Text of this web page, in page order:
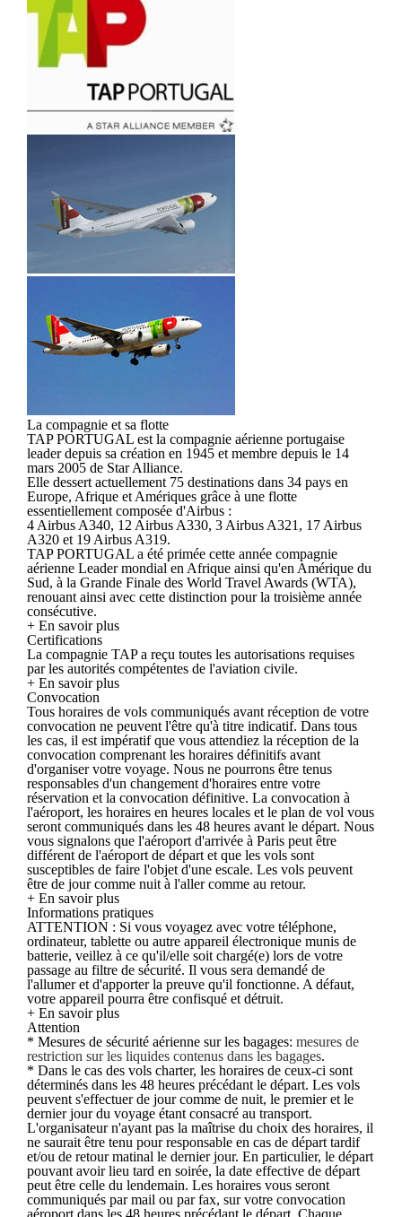
La compagnie et sa flotte
TAP PORTUGAL est la compagnie aérienne portugaise
leader depuis sa création en 1945 et membre depuis le 14
mars 2005 de Star Alliance.
Elle dessert actuellement 75 destinations dans 34 pays en
Europe, Afrique et Amériques grâce à une flotte
essentiellement composée d'Airbus :
4 Airbus A340, 12 Airbus A330, 3 Airbus A321, 17 Airbus
A320 et 19 Airbus A319.
TAP PORTUGAL a été primée cette année compagnie
aérienne Leader mondial en Afrique ainsi qu'en Amérique du
Sud, à la Grande Finale des World Travel Awards (WTA),
renouant ainsi avec cette distinction pour la troisième année
consécutive.
+ En savoir plus
Certifications
La compagnie TAP a reçu toutes les autorisations requises
par les autorités compétentes de l'aviation civile.
+ En savoir plus
Convocation
Tous horaires de vols communiqués avant réception de votre
convocation ne peuvent l'être qu'à titre indicatif. Dans tous
les cas, il est impératif que vous attendiez la réception de la
convocation comprenant les horaires définitifs avant
d'organiser votre voyage. Nous ne pourrons être tenus
responsables d'un changement d'horaires entre votre
réservation et la convocation définitive. La convocation à
l'aéroport, les horaires en heures locales et le plan de vol vous
seront communiqués dans les 48 heures avant le départ. Nous
vous signalons que l'aéroport d'arrivée à Paris peut être
différent de l'aéroport de départ et que les vols sont
susceptibles de faire l'objet d'une escale. Les vols peuvent
être de jour comme nuit à l'aller comme au retour.
+ En savoir plus
Informations pratiques
ATTENTION : Si vous voyagez avec votre téléphone,
ordinateur, tablette ou autre appareil électronique munis de
batterie, veillez à ce qu'il/elle soit chargé(e) lors de votre
passage au filtre de sécurité. Il vous sera demandé de
l'allumer et d'apporter la preuve qu'il fonctionne. A défaut,
votre appareil pourra être confisqué et détruit.
+ En savoir plus
Attention
* Mesures de sécurité aérienne sur les bagages: mesures de
restriction sur les liquides contenus dans les bagages.
* Dans le cas des vols charter, les horaires de ceux-ci sont
déterminés dans les 48 heures précédant le départ. Les vols
peuvent s'effectuer de jour comme de nuit, le premier et le
dernier jour du voyage étant consacré au transport.
L'organisateur n'ayant pas la maîtrise du choix des horaires, il
ne saurait être tenu pour responsable en cas de départ tardif
et/ou de retour matinal le dernier jour. En particulier, le départ
pouvant avoir lieu tard en soirée, la date effective de départ
peut être celle du lendemain. Les horaires vous seront
communiqués par mail ou par fax, sur votre convocation
aéroport dans les 48 heures précédant le départ. Chaque